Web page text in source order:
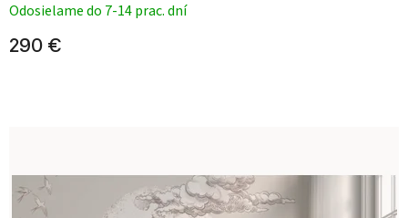
Odosielame do 7-14 prac. dní
290 €